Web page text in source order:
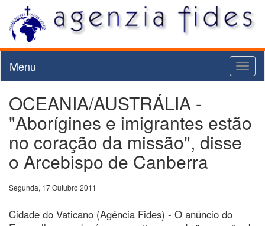
Menu
OCEANIA/AUSTRÁLIA -
"Aborígines e imigrantes estão
no coração da missão", disse
o Arcebispo de Canberra
Segunda, 17 Outubro 2011
Cidade do Vaticano (Agência Fides) - O anúncio do